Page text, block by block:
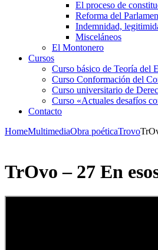
El proceso de
Reforma del
Indemnidad,
Misceláneos
El Montonero
Cursos
Curso básico de Teoría del
Curso Conformación del
Curso universitario de
Curso «Actuales desafíos
Contacto
HomeMultimediaObra poéticaTrovo
TrOvo – 27 En